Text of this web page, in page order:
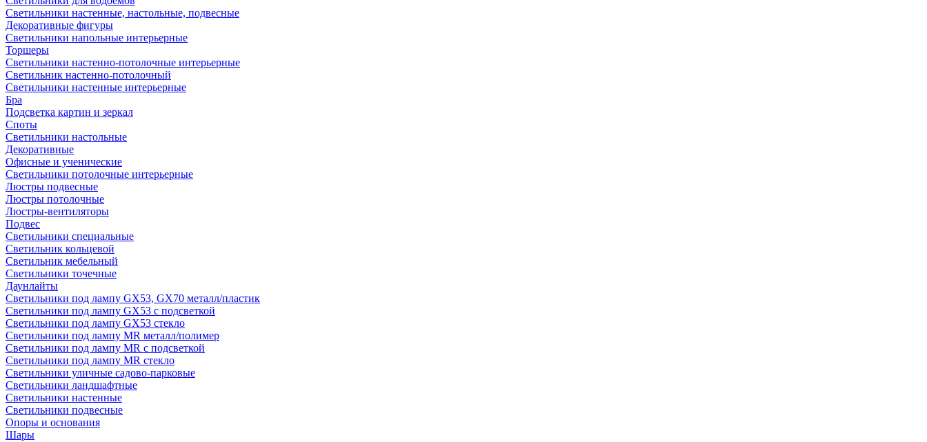
Светильники настенные, настольные, подвесные
Декоративные фигуры
Светильники напольные интерьерные
Торшеры
Светильники настенно-потолочные интерьерные
Светильник настенно-потолочный
Светильники настенные интерьерные
Бра
Подсветка картин и зеркал
Споты
Светильники настольные
Декоративные
Офисные и ученические
Светильники потолочные интерьерные
Люстры подвесные
Люстры потолочные
Люстры-вентиляторы
Подвес
Светильники специальные
Светильник кольцевой
Светильник мебельный
Светильники точечные
Даунлайты
Светильники под лампу GX53, GX70 металл/пластик
Светильники под лампу GX53 с подсветкой
Светильники под лампу GX53 стекло
Светильники под лампу MR металл/полимер
Светильники под лампу MR с подсветкой
Светильники под лампу MR стекло
Светильники уличные садово-парковые
Светильники ландшафтные
Светильники настенные
Светильники подвесные
Опоры и основания
Шары